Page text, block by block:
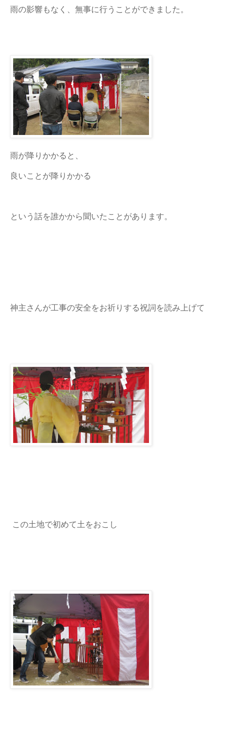
雨の影響もなく、無事に行うことができました。
雨が降りかかると、
良いことが降りかかる
という話を誰かから聞いたことがあります。
神主さんが工事の安全をお祈りする祝詞を読み上げて
この土地で初めて土をおこし